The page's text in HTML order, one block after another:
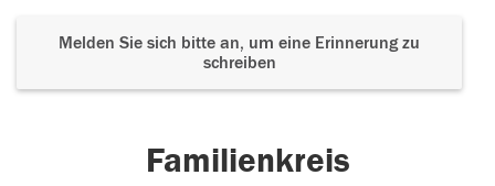
Melden Sie sich bitte an, um eine Erinnerung zu
schreiben
Familienkreis